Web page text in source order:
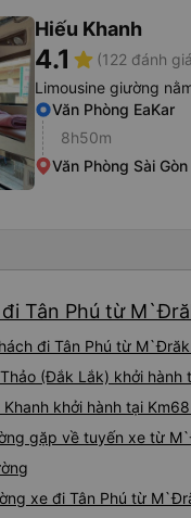
Hiếu Khanh
4.1 star (122 đánh
Limousine giường
Văn Phòng EaKar
8h50m
Văn Phòng Sài Gòn
Tân Phú từ
đi Tân Phú từ
(Đắk Lắk) khởi
Khanh khởi hành tại
gặp về tuyến xe từ
xe đi Tân Phú từ